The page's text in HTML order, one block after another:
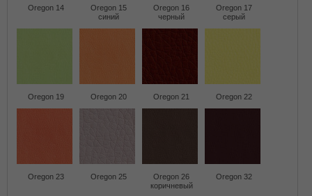
Oregon 14
Oregon 15
синий
Oregon 16
черный
Oregon 17
серый
Oregon 19 Oregon 20 Oregon 21 Oregon 22
Oregon 23 Oregon 25
Oregon 26
коричневый
Oregon 32